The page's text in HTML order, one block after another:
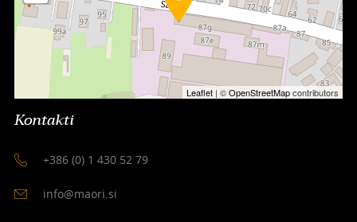
Leaflet | ©OpenStreetMapcontributors
Kontakti
+386 (0) 1 430 52 79
info@maori.si